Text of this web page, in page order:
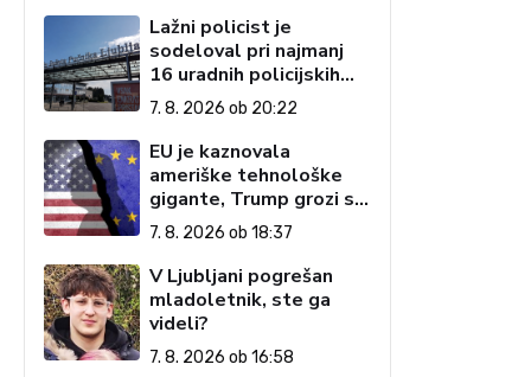
Lažni policist je
sodeloval pri najmanj
16 uradnih policijskih
postopkih
7. 8. 2026 ob 20:22
EU je kaznovala
ameriške tehnološke
gigante, Trump grozi s
carinami
7. 8. 2026 ob 18:37
V Ljubljani pogrešan
mladoletnik, ste ga
videli?
7. 8. 2026 ob 16:58